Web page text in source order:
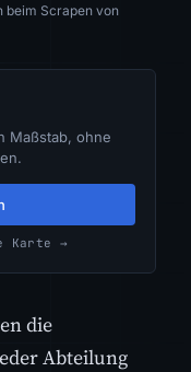
beim Scrapen von
Maßstab, ohne
Karte →
die
Abteilung